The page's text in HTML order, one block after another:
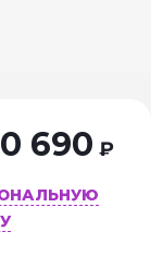
690 ₽